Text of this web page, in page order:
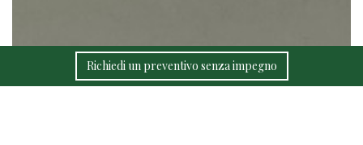
Richiedi un preventivo senza impegno